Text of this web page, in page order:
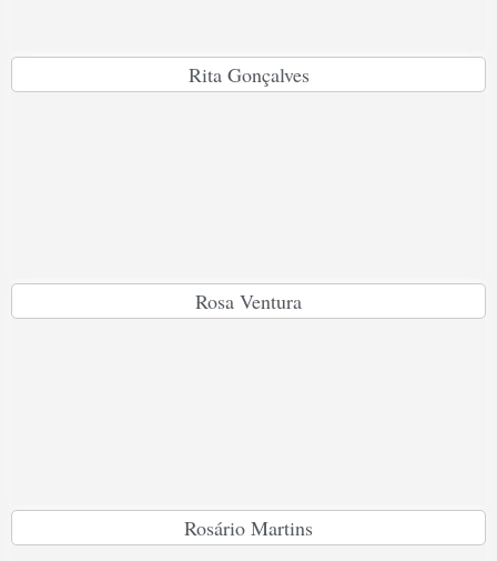
Rita Gonçalves
Rosa Ventura
Rosário Martins